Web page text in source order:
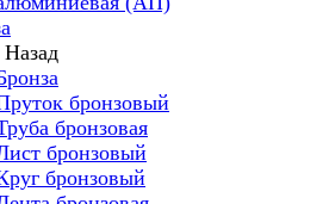
Назад
бронзовый
бронзовая
бронзовый
бронзовый